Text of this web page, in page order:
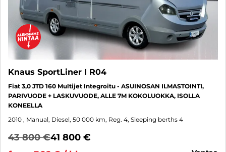
Knaus SportLiner I R04
Fiat 3,0 JTD 160 Multijet Integroitu - ASUINOSAN ILMASTOINTI,
PARIVUODE + LASKUVUODE, ALLE 7M KOKOLUOKKA, ISOLLA
KONEELLA
2010 , Manual, Diesel, 50 000 km, Reg. 4, Sleeping berths 4
43 800 €41 800 €